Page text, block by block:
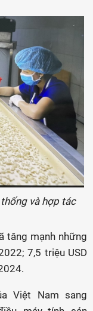
và hợp tác
tăng mạnh những
7,5 triệu USD
Việt Nam sang